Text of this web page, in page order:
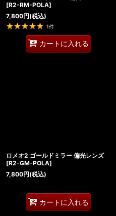
[R2-RM-POLA]
7,800円(税込)
1件
カートに入れる
ロメオ2 ゴールドミラー 偏光レンズ
[R2-GM-POLA]
7,800円(税込)
カートに入れる